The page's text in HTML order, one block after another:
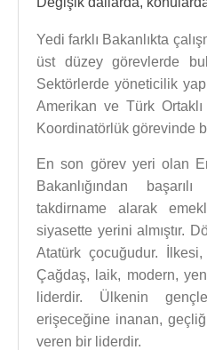
Yedi farklı Bakanlıkta
üst düzey görevlerde
Sektörlerde yöneticilik
Amerikan ve Türk
Koordinatörlük görevinde
En son görev yeri olan
Bakanlığından
takdirname alarak
siyasette yerini almıştır.
Atatürk çocuğudur.
Çağdaş, laik, modern,
liderdir. Ülkenin
erişeceğine inanan,
veren bir liderdir.